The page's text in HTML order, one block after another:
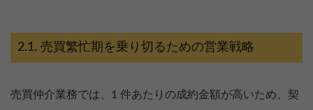
売買繁忙期を乗り切るための営業戦略
売買仲介業務では、1 件あたりの成約金額が高いため、契